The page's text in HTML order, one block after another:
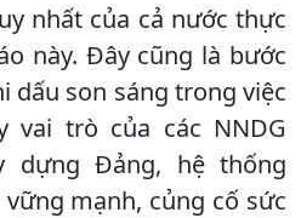
nhất của cả nước thực
này. Đây cũng là bước
dấu son sáng trong việc
vai trò của các NNDG
dựng Đảng, hệ thống
mạnh, củng cố sức